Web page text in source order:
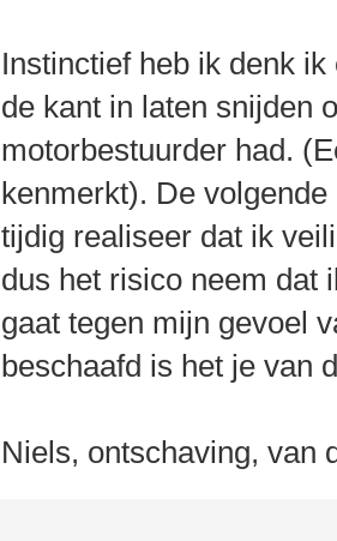
Instinctief heb ik denk
de kant in laten snijden
motorbestuurder had.
kenmerkt). De
tijdig realiseer dat ik
dus het risico neem dat
gaat tegen mijn gevoel
beschaafd is het je van
Niels, ontschaving, van